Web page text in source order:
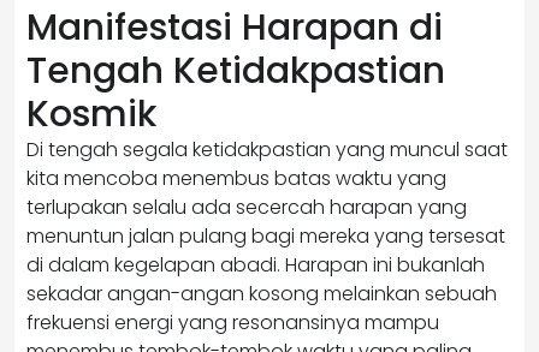
Manifestasi Harapan di
Tengah Ketidakpastian
Kosmik
Di tengah segala ketidakpastian yang muncul saat
kita mencoba menembus batas waktu yang
terlupakan selalu ada secercah harapan yang
menuntun jalan pulang bagi mereka yang tersesat
di dalam kegelapan abadi. Harapan ini bukanlah
sekadar angan-angan kosong melainkan sebuah
frekuensi energi yang resonansinya mampu